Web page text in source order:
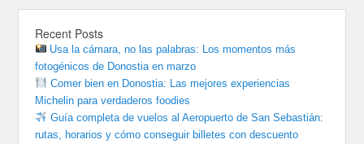
Recent Posts
Usa la cámara, no las palabras: Los momentos más
fotogénicos de Donostia en marzo
Comer bien en Donostia: Las mejores experiencias
Michelin para verdaderos foodies
Guía completa de vuelos al Aeropuerto de San Sebastián:
rutas, horarios y cómo conseguir billetes con descuento